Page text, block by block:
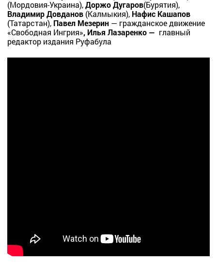
(Мордовия-Украина),Доржо Дугаров(Бурятия),
Владимир Довданов (Калмыкия), Нафис Кашапов
(Татарстан), Павел Мезерин — гражданское движение
«Свободная Ингрия», Илья Лазаренко — главный
редактор издания Руфабула